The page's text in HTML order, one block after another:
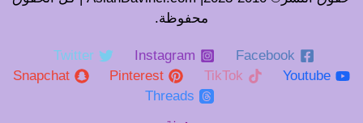
محفوظة.
Facebook
Instagram
Twitter
Youtube
TikTok
Pinterest
Snapchat
Threads